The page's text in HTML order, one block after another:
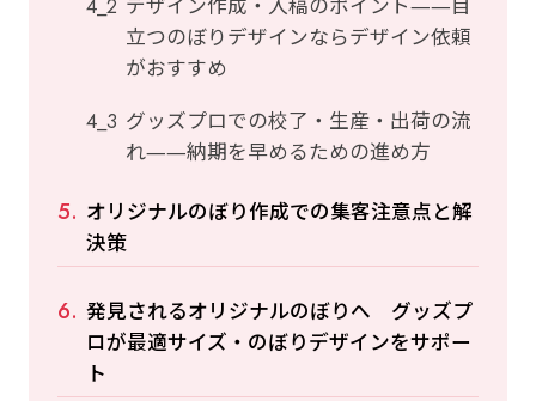
デザイン作成・入稿のポイント——目
立つのぼりデザインならデザイン依頼
がおすすめ
グッズプロでの校了・生産・出荷の流
れ——納期を早めるための進め方
オリジナルのぼり作成での集客注意点と解
決策
発見されるオリジナルのぼりへ グッズプ
ロが最適サイズ・のぼりデザインをサポー
ト